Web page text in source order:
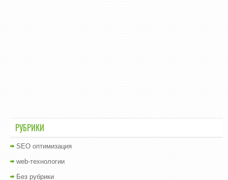
РУБРИКИ
SEO оптимизация
web-технологии
Без рубрики